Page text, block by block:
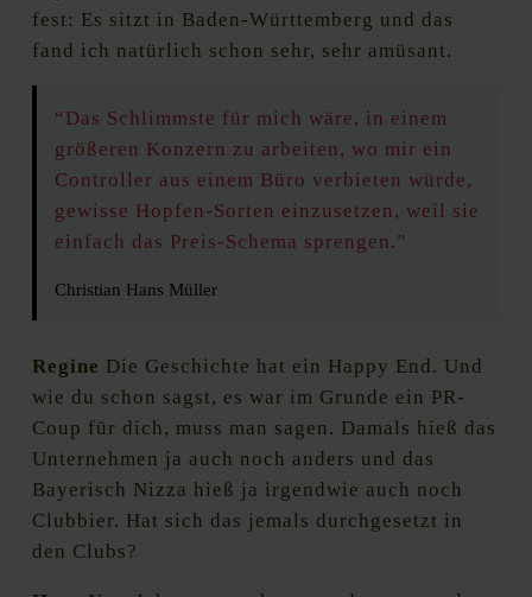
fest: Es sitzt in Baden-Württemberg und das
fand ich natürlich schon sehr, sehr amüsant.
“Das Schlimmste für mich wäre, in einem
größeren Konzern zu arbeiten, wo mir ein
Controller aus einem Büro verbieten würde,
gewisse Hopfen-Sorten einzusetzen, weil sie
einfach das Preis-Schema sprengen.”
Christian Hans Müller
Regine Die Geschichte hat ein Happy End. Und
wie du schon sagst, es war im Grunde ein PR-
Coup für dich, muss man sagen. Damals hieß das
Unternehmen ja auch noch anders und das
Bayerisch Nizza hieß ja irgendwie auch noch
Clubbier. Hat sich das jemals durchgesetzt in
den Clubs?